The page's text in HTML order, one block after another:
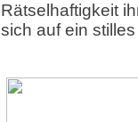
Rätselhaftigkeit
sich auf ein